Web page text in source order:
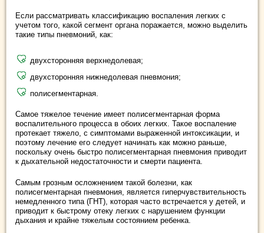
Если рассматривать классификацию воспаления легких с
учетом того, какой сегмент органа поражается, можно выделить
такие типы пневмоний, как:
двухсторонняя верхнедолевая;
двухсторонняя нижнедолевая пневмония;
полисегментарная.
Самое тяжелое течение имеет полисегментарная форма
воспалительного процесса в обоих легких. Такое воспаление
протекает тяжело, с симптомами выраженной интоксикации, и
поэтому лечение его следует начинать как можно раньше,
поскольку очень быстро полисегментарная пневмония приводит
к дыхательной недостаточности и смерти пациента.
Самым грозным осложнением такой болезни, как
полисегментарная пневмония, является гиперчувствительность
немедленного типа (ГНТ), которая часто встречается у детей, и
приводит к быстрому отеку легких с нарушением функции
дыхания и крайне тяжелым состоянием ребенка.